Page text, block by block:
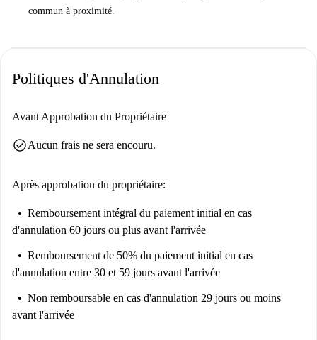
commun à proximité.
Politiques d'Annulation
Avant Approbation du Propriétaire
check_circleAucun frais ne sera encouru.
Après approbation du propriétaire:
Remboursement intégral du paiement initial en cas
d'annulation 60 jours ou plus avant l'arrivée
Remboursement de 50% du paiement initial en cas
d'annulation entre 30 et 59 jours avant l'arrivée
Non remboursable en cas d'annulation 29 jours ou moins
avant l'arrivée